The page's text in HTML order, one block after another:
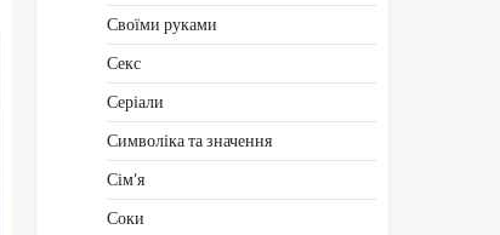
Своїми руками
Секс
Серіали
Символіка та значення
Сім’я
Соки